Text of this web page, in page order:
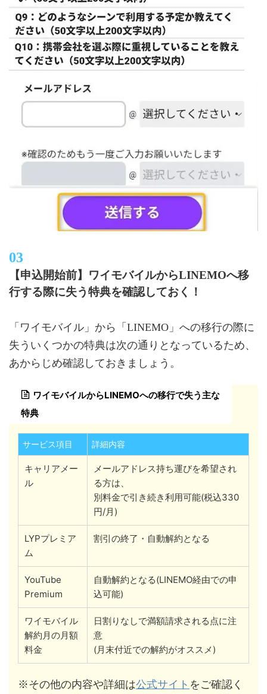
【申込開始前】ワイモバイルからLINEMOへ移
行する際に失う特典を確認しておく！
「ワイモバイル」から「LINEMO」への移行の際に
失ういくつかの特典は次の通りとなっているため、
あからじめ確認しておきましょう。
ワイモバイルからLINEMOへの移行で失う主な
特典
サービス項目 詳細内容
キャリアメー
ル
メールアドレス持ち運びを希望され
る方は、
別料金で引き続き利用可能(税込330
円/月)
LYPプレミア
ム
割引の終了・自動解約となる
YouTube
Premium
自動解約となる(LINEMO経由での申
込可能)
ワイモバイル
解約月の月額
料金
日割りなしで満額請求される点に注
意
(月末付近での解約がオススメ)
※その他の内容や詳細は公式サイト をご確認く